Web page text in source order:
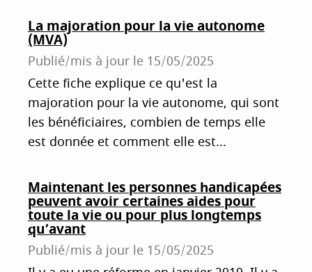
La majoration pour la vie autonome
(MVA)
Publié/mis à jour le 15/05/2025
Cette fiche explique ce qu'est la
majoration pour la vie autonome, qui sont
les bénéficiaires, combien de temps elle
est donnée et comment elle est...
Maintenant les personnes handicapées
peuvent avoir certaines aides pour
toute la vie ou pour plus longtemps
qu’avant
Publié/mis à jour le 15/05/2025